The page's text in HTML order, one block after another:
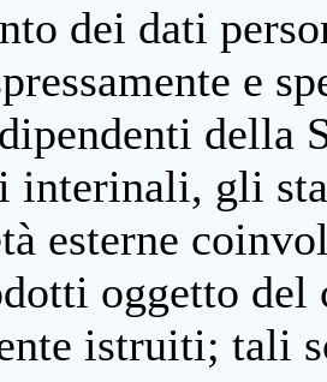
dei dati
e
della
interinali, gli
esterne
oggetto
istruiti; tali